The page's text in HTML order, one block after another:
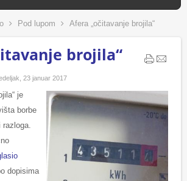
Pod lupom Afera „očitavanje brojila“
brojila“
23 januar 2017
je
borbe
razloga.
dopisima